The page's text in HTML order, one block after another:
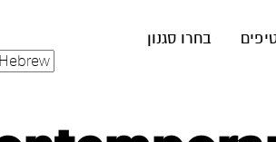
בחרו סגנון